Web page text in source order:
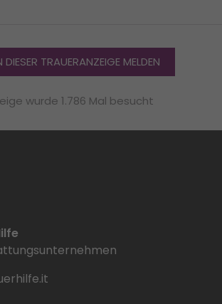
DIESER TRAUERANZEIGE MELDEN
wurde 1.786 Mal besucht